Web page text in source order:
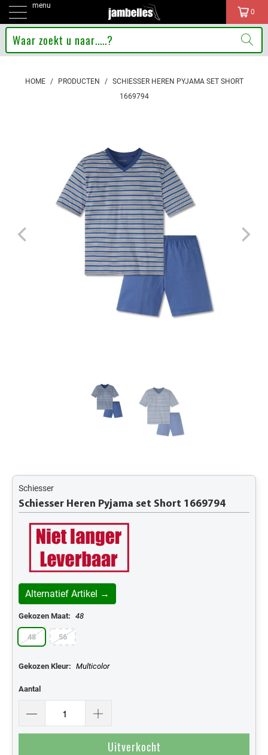
menu
0
HOME / PRODUCTEN /
SCHIESSER HEREN PYJAMA SET SHORT
1669794
Schiesser
Schiesser Heren Pyjama set Short 1669794
Alternatief Artikel →
Gekozen Maat: 48
48 56
Gekozen Kleur: Multicolor
Aantal
Uitverkocht